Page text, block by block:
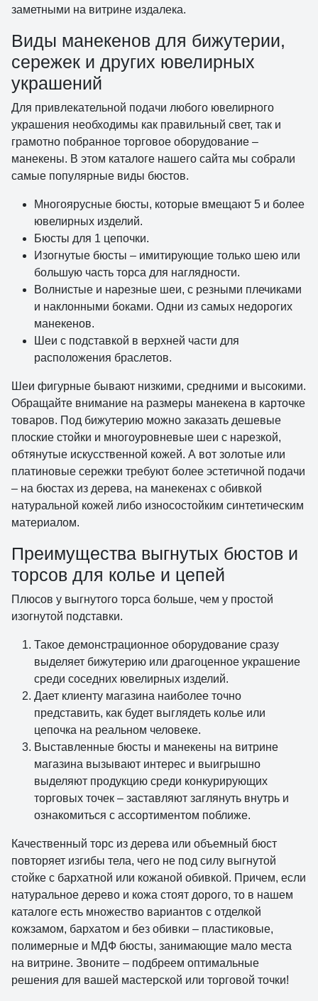
заметными на витрине издалека.
Виды манекенов для бижутерии,
сережек и других ювелирных
украшений
Для привлекательной подачи любого ювелирного
украшения необходимы как правильный свет, так и
грамотно побранное торговое оборудование –
манекены. В этом каталоге нашего сайта мы собрали
самые популярные виды бюстов.
Многоярусные бюсты, которые вмещают 5 и более
ювелирных изделий.
Бюсты для 1 цепочки.
Изогнутые бюсты – имитирующие только шею или
большую часть торса для наглядности.
Волнистые и нарезные шеи, с резными плечиками
и наклонными боками. Одни из самых недорогих
манекенов.
Шеи с подставкой в верхней части для
расположения браслетов.
Шеи фигурные бывают низкими, средними и высокими.
Обращайте внимание на размеры манекена в карточке
товаров. Под бижутерию можно заказать дешевые
плоские стойки и многоуровневые шеи с нарезкой,
обтянутые искусственной кожей. А вот золотые или
платиновые сережки требуют более эстетичной подачи
– на бюстах из дерева, на манекенах с обивкой
натуральной кожей либо износостойким синтетическим
материалом.
Преимущества выгнутых бюстов и
торсов для колье и цепей
Плюсов у выгнутого торса больше, чем у простой
изогнутой подставки.
Такое демонстрационное оборудование сразу
выделяет бижутерию или драгоценное украшение
среди соседних ювелирных изделий.
Дает клиенту магазина наиболее точно
представить, как будет выглядеть колье или
цепочка на реальном человеке.
Выставленные бюсты и манекены на витрине
магазина вызывают интерес и выигрышно
выделяют продукцию среди конкурирующих
торговых точек – заставляют заглянуть внутрь и
ознакомиться с ассортиментом поближе.
Качественный торс из дерева или объемный бюст
повторяет изгибы тела, чего не под силу выгнутой
стойке с бархатной или кожаной обивкой. Причем, если
натуральное дерево и кожа стоят дорого, то в нашем
каталоге есть множество вариантов с отделкой
кожзамом, бархатом и без обивки – пластиковые,
полимерные и МДФ бюсты, занимающие мало места
на витрине. Звоните – подбреем оптимальные
решения для вашей мастерской или торговой точки!